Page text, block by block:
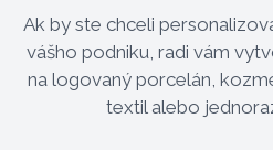
Ak by ste chceli
vášho podniku, radi vám
na logovaný porcelán,
textil alebo